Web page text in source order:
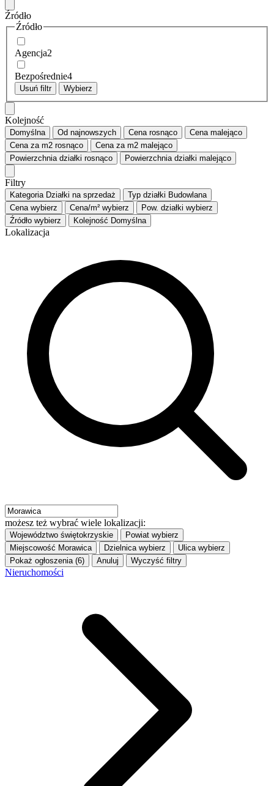
Źródło
Źródło
Agencja2
Bezpośrednie4
Usuń filtr Wybierz
Kolejność
Domyślna Od najnowszych Cenarosnąco Cenamalejąco
Cena za m2 rosnąco Cena za m2 malejąco
Powierzchnia działki rosnąco Powierzchnia działki malejąco
Filtry
Kategoria Działki na sprzedaż Typ działki Budowlana
Cena wybierz Cena/m² wybierz Pow. działki wybierz
Źródło wybierz Kolejność Domyślna
Lokalizacja
możesz też wybrać wiele lokalizacji:
Województwo świętokrzyskie Powiat wybierz
Miejscowość Morawica Dzielnica wybierz Ulica wybierz
Pokaż ogłoszenia (6)
Anuluj Wyczyść filtry
Nieruchomości